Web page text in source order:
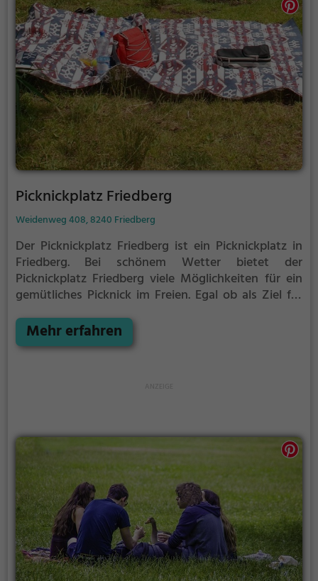
Picknickplatz Friedberg
Weidenweg 408, 8240 Friedberg
Der Picknickplatz Friedberg ist ein Picknickplatz in
Friedberg. Bei schönem Wetter bietet der
Picknickplatz Friedberg viele Möglichkeiten für ein
gemütliches Picknick im Freien. Egal ob als Ziel für
zwischendurch, der Picknickplatz Friedberg ist der
perfekte Ort, um die Akkus wieder aufzutanken und
Mehr erfahren